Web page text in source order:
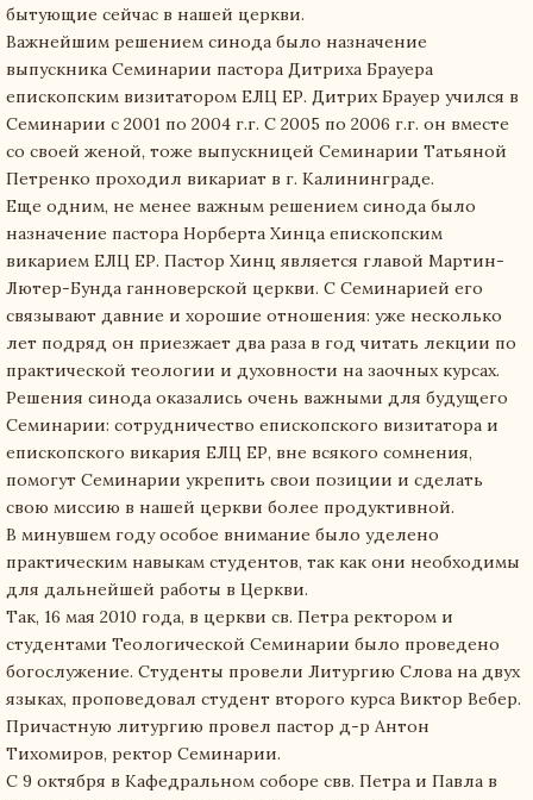
бытующие сейчас в нашей церкви.
Важнейшим решением синода было назначение
выпускника Семинарии пастора Дитриха Брауера
епископским визитатором ЕЛЦ ЕР. Дитрих Брауер учился в
Семинарии с 2001 по 2004 г.г. С 2005 по 2006 г.г. он вместе
со своей женой, тоже выпускницей Семинарии Татьяной
Петренко проходил викариат в г. Калининграде.
Еще одним, не менее важным решением синода было
назначение пастора Норберта Хинца епископским
викарием ЕЛЦ ЕР. Пастор Хинц является главой Мартин-
Лютер-Бунда ганноверской церкви. С Семинарией его
связывают давние и хорошие отношения: уже несколько
лет подряд он приезжает два раза в год читать лекции по
практической теологии и духовности на заочных курсах.
Решения синода оказались очень важными для будущего
Семинарии: сотрудничество епископского визитатора и
епископского викария ЕЛЦ ЕР, вне всякого сомнения,
помогут Семинарии укрепить свои позиции и сделать
свою миссию в нашей церкви более продуктивной.
В минувшем году особое внимание было уделено
практическим навыкам студентов, так как они необходимы
для дальнейшей работы в Церкви.
Так, 16 мая 2010 года, в церкви св. Петра ректором и
студентами Теологической Семинарии было проведено
богослужение. Студенты провели Литургию Слова на двух
языках, проповедовал студент второго курса Виктор Вебер.
Причастную литургию провел пастор д-р Антон
Тихомиров, ректор Семинарии.
С 9 октября в Кафедральном соборе свв. Петра и Павла в